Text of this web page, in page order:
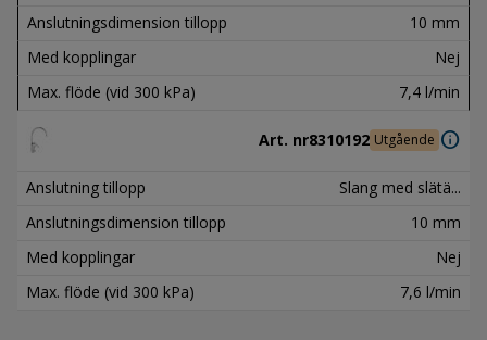
Anslutningsdimension tillopp
10 mm
Med kopplingar
Nej
Max. flöde (vid 300 kPa)
7,4 l/min
Art. nr8310192 Utgående info
Anslutning tillopp
Slang med slätä...
Anslutningsdimension tillopp
10 mm
Med kopplingar
Nej
Max. flöde (vid 300 kPa)
7,6 l/min